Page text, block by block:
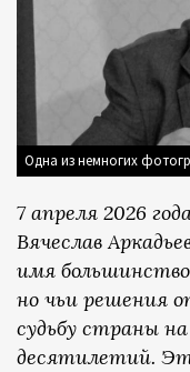
Одна из немногих
7 апреля 2026
Вячеслав
имя большинство
но чьи решения
судьбу страны
десятилетий.